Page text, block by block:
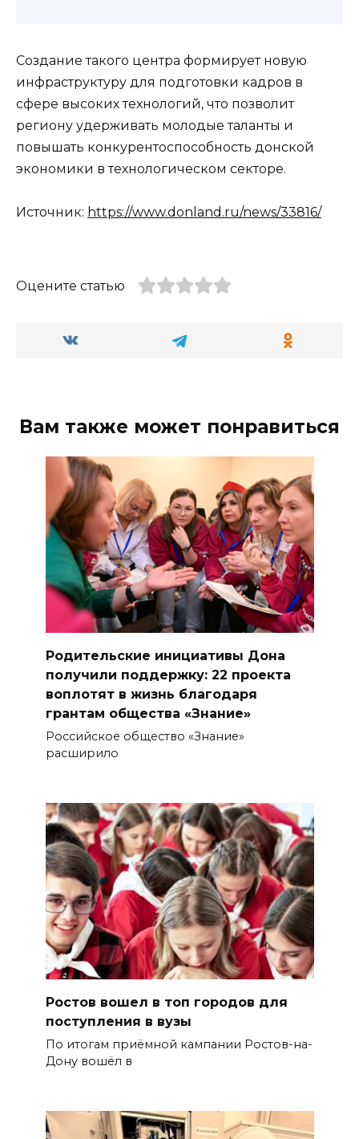
Создание такого центра формирует новую
инфраструктуру для подготовки кадров в
сфере высоких технологий, что позволит
региону удерживать молодые таланты и
повышать конкурентоспособность донской
экономики в технологическом секторе.
Источник: https://www.donland.ru/news/33816/
Оцените статью
Вам также может понравиться
Родительские инициативы Дона
получили поддержку: 22 проекта
воплотят в жизнь благодаря
грантам общества «Знание»
Российское общество «Знание»
расширило
Ростов вошел в топ городов для
поступления в вузы
По итогам приёмной кампании Ростов-на-
Дону вошёл в